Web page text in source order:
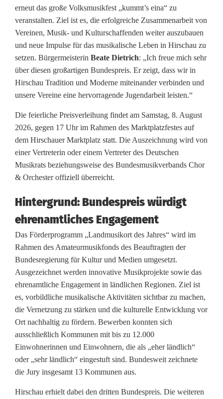
u
i
s
t
L
n
d
m
u
s
i
k
o
r
t
d
e
s
J
a
erneut das große Volksmusikfest „kummt’s eina“ zu
veranstalten. Ziel ist es, die erfolgreiche Zusammenarbeit von
Vereinen, Musik- und Kulturschaffenden weiter auszubauen
und neue Impulse für das musikalische Leben in Hirschau zu
setzen. Bürgermeisterin Beate Dietrich: „Ich freue mich sehr
über diesen großartigen Bundespreis. Er zeigt, dass wir in
Hirschau Tradition und Moderne miteinander verbinden und
unsere Vereine eine hervorragende Jugendarbeit leisten.“
Die feierliche Preisverleihung findet am Samstag, 8. August
2026, gegen 17 Uhr im Rahmen des Marktplatzfestes auf
dem Hirschauer Marktplatz statt. Die Auszeichnung wird von
einer Vertreterin oder einem Vertreter des Deutschen
Musikrats beziehungsweise des Bundesmusikverbands Chor
& Orchester offiziell überreicht.
Hintergrund: Bundespreis würdigt
ehrenamtliches Engagement
Das Förderprogramm „Landmusikort des Jahres“ wird im
Rahmen des Amateurmusikfonds des Beauftragten der
Bundesregierung für Kultur und Medien umgesetzt.
Ausgezeichnet werden innovative Musikprojekte sowie das
ehrenamtliche Engagement in ländlichen Regionen. Ziel ist
es, vorbildliche musikalische Aktivitäten sichtbar zu machen,
die Vernetzung zu stärken und die kulturelle Entwicklung vor
Ort nachhaltig zu fördern. Bewerben konnten sich
ausschließlich Kommunen mit bis zu 12.000
Einwohnerinnen und Einwohnern, die als „eher ländlich“
oder „sehr ländlich“ eingestuft sind. Bundesweit zeichnete
die Jury insgesamt 13 Kommunen aus.
Hirschau erhielt dabei den dritten Bundespreis. Die weiteren